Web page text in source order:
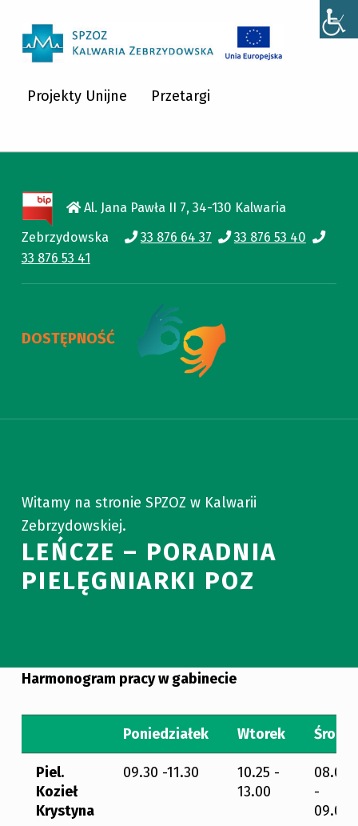
Projekty Unijne Przetargi
Al. Jana Pawła II 7, 34-130 Kalwaria
Zebrzydowska
33 876 64 37
33 876 53 40
33 876 53 41
DOSTĘPNOŚĆ
Witamy na stronie SPZOZ w Kalwarii
Zebrzydowskiej.
LEŃCZE – PORADNIA
PIELĘGNIARKI POZ
Harmonogram pracy w gabinecie
Poniedziałek Wtorek Środa
Piel.
Kozieł
Krystyna
09.30 -11.30
10.25 -
13.00
08.00
-
09.00